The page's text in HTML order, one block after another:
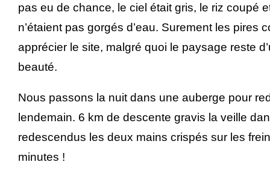
pas eu de chance, le ciel était gris, le riz coupé
n’étaient pas gorgés d’eau. Surement les pires
apprécier le site, malgré quoi le paysage reste
beauté.
Nous passons la nuit dans une auberge pour
lendemain. 6 km de descente gravis la veille
redescendus les deux mains crispés sur les
minutes !